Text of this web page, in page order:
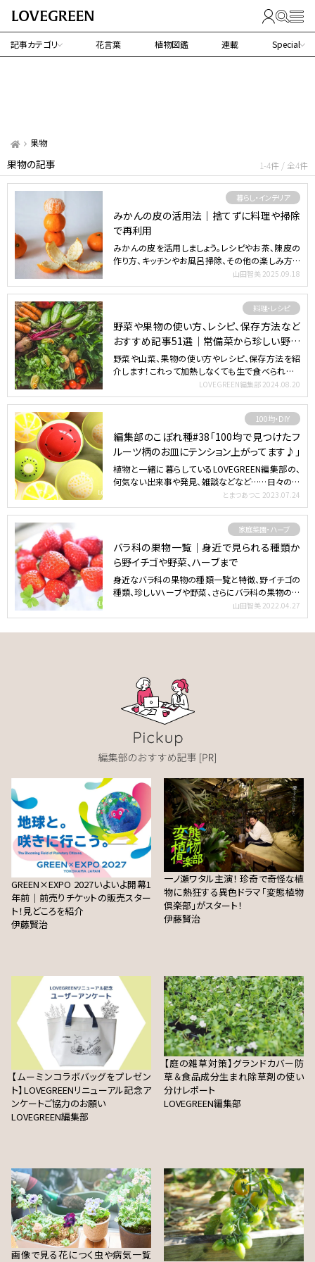
記事カテゴリ 花言葉 植物図鑑 連載 Special
果物
果物の記事 1-4件 / 全4件
暮らし・インテリア
みかんの皮の活用法｜捨てずに料理や掃除
で再利用
みかんの皮を活用しましょう。レシピやお茶、陳皮の
作り方、キッチンやお風呂掃除、その他の楽しみ方ま
山田智美 2025.09.18
料理・レシピ
野菜や果物の使い方、レシピ、保存方法など
おすすめ記事51選｜常備菜から珍しい野菜
まで
野菜や山菜、果物の使い方やレシピ、保存方法を紹
介します！これって加熱しなくても生で食べられる？
LOVEGREEN編集部 2024.08.20
100均・DIY
編集部のこぼれ種#38「100均で見つけたフ
ルーツ柄のお皿にテンション上がってます♪」
植物と一緒に暮らしているLOVEGREEN編集部の、
何気ない出来事や発見、雑談などなど……日々の一
とまつあつこ 2023.07.24
家庭菜園・ハーブ
バラ科の果物一覧｜身近で見られる種類か
ら野イチゴや野菜、ハーブまで
身近なバラ科の果物の種類一覧と特徴、野イチゴの
種類、珍しいハーブや野菜、さらにバラ科の果物の花
山田智美 2022.04.27
GREEN×EXPO 2027いよいよ開幕1
年前｜前売りチケットの販売スター
ト！見どころを紹介
伊藤賢治
一ノ瀬ワタル主演！ 珍奇で奇怪な植
物に熱狂する異色ドラマ「変態植物
倶楽部」がスタート！
伊藤賢治
【ムーミンコラボバッグをプレゼン
ト】LOVEGREENリニューアル記念ア
ンケートご協力のお願い
LOVEGREEN編集部
【庭の雑草対策】グランドカバー防
草＆食品成分生まれ除草剤の使い
分けレポート
LOVEGREEN編集部
画像で見る花につく虫や病気一覧